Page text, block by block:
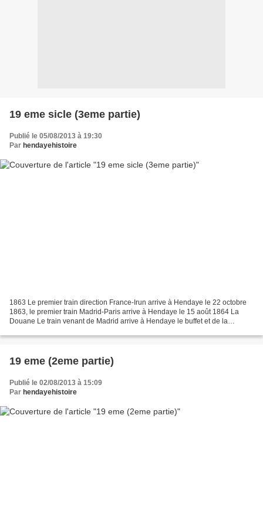
19 eme sicle (3eme partie)
Publié le 05/08/2013 à 19:30
Par hendayehistoire
1863 Le premier train direction France-Irun arrive à Hendaye le 22 octobre
1863, le premier train Madrid-Paris arrive à Hendaye le 15 août 1864 La
Douane Le train venant de Madrid arrive à Hendaye le buffet et de la
19 eme (2eme partie)
Publié le 02/08/2013 à 15:09
Par hendayehistoire